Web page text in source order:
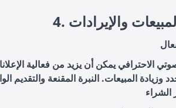
والإيرادات
الاحترافي يمكن أن يزيد من فعالية
وزيادة المبيعات. النبرة المقنعة